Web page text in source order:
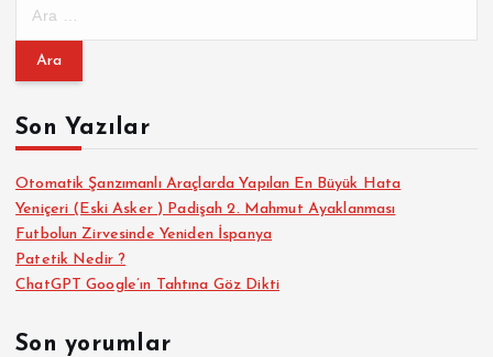
m
:Son Yazılar
Otomatik Şanzımanlı Araçlarda Yapılan En Büyük Hata
Yeniçeri (Eski Asker ) Padişah 2. Mahmut Ayaklanması
Futbolun Zirvesinde Yeniden İspanya
Patetik Nedir ?
ChatGPT Google’ın Tahtına Göz Dikti
Son yorumlar